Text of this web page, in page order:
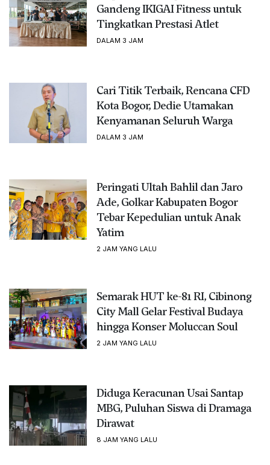
Gandeng IKIGAI Fitness untuk
Tingkatkan Prestasi Atlet
DALAM 3 JAM
Cari Titik Terbaik, Rencana CFD
Kota Bogor, Dedie Utamakan
Kenyamanan Seluruh Warga
DALAM 3 JAM
Peringati Ultah Bahlil dan Jaro
Ade, Golkar Kabupaten Bogor
Tebar Kepedulian untuk Anak
Yatim
2 JAM YANG LALU
Semarak HUT ke-81 RI, Cibinong
City Mall Gelar Festival Budaya
hingga Konser Moluccan Soul
2 JAM YANG LALU
Diduga Keracunan Usai Santap
MBG, Puluhan Siswa di Dramaga
Dirawat
8 JAM YANG LALU